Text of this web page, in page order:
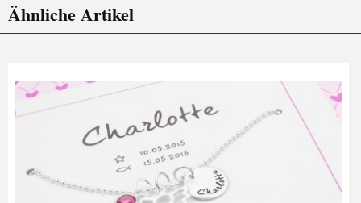
Ähnliche Artikel